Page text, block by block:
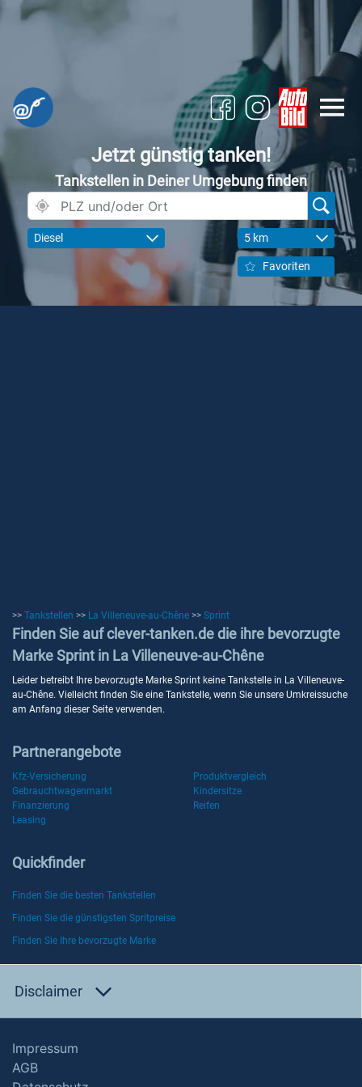
Jetzt günstig tanken!
Tankstellen in Deiner Umgebung finden
Diesel 5 km
Favoriten
>> Tankstellen >> La Villeneuve-au-Chêne >> Sprint
Finden Sie auf clever-tanken.de die ihre bevorzugte
Marke Sprint in La Villeneuve-au-Chêne
Leider betreibt Ihre bevorzugte Marke Sprint keine Tankstelle in La Villeneuve-
au-Chêne. Vielleicht finden Sie eine Tankstelle, wenn Sie unsere Umkreissuche
am Anfang dieser Seite verwenden.
Partnerangebote
Kfz-Versicherung
Produktvergleich
Gebrauchtwagenmarkt
Kindersitze
Finanzierung
Reifen
Leasing
Quickfinder
Finden Sie die besten Tankstellen
Finden Sie die günstigsten Spritpreise
Finden Sie Ihre bevorzugte Marke
Disclaimer
Impressum
AGB